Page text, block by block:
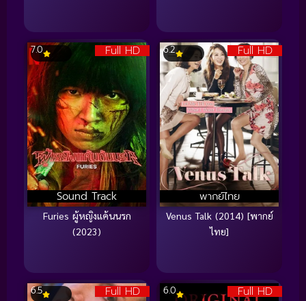
Full HD
Sound Track
7.0
Furies ผู้หญิงแค้นนรก
(2023)
Full HD
พากย์ไทย
6.2
Venus Talk (2014) [พากย์
ไทย]
Full HD
6.5 Full HD
6.0